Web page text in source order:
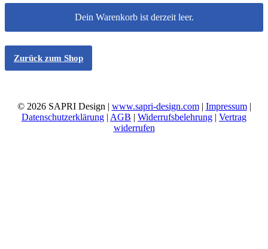
Dein Warenkorb ist derzeit leer.
Zurück zum Shop
© 2026 SAPRI Design | www.sapri-design.com| Impressum|
Datenschutzerklärung | AGB | Widerrufsbelehrung | Vertrag
widerrufen